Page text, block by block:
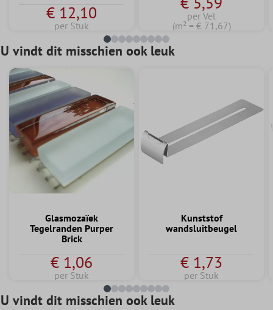
€ 12,10
per Stuk
per Vel
(m² = € 71,67)
U vindt dit misschien ook leuk
Glasmozaïek
Tegelranden Purper
Brick
€ 1,06
per Stuk
Kunststof
wandsluitbeugel
€ 1,73
per Stuk
U vindt dit misschien ook leuk